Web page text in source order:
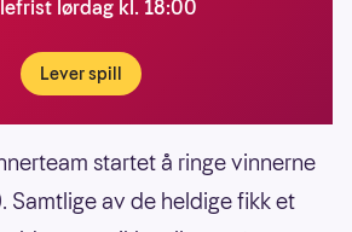
lørdag kl. 18:00
Lever spill
startet å ringe vinnerne
Samtlige av de heldige fikk et